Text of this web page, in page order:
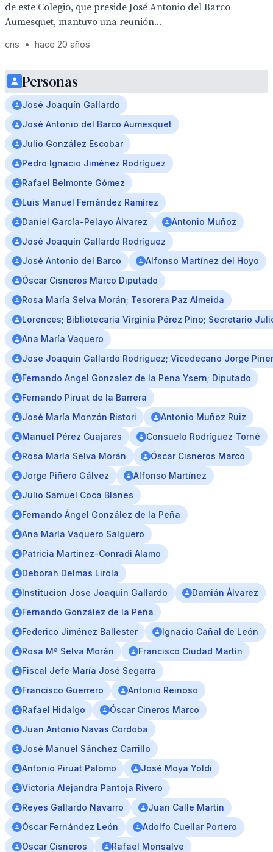
de este Colegio, que preside José Antonio del Barco
Aumesquet, mantuvo una reunión...
cris • hace 20 años
Personas
José Joaquín Gallardo
José Antonio del Barco Aumesquet
Julio González Escobar
Pedro Ignacio Jiménez Rodríguez
Rafael Belmonte Gómez
Luis Manuel Fernández Ramírez
Daniel García-Pelayo Álvarez
Antonio Muñoz
José Joaquín Gallardo Rodríguez
José Antonio del Barco
Alfonso Martínez del Hoyo
Óscar Cisneros Marco Diputado
Rosa María Selva Morán; Tesorera Paz Almeida
Lorences; Bibliotecaria Virginia Pérez Pino; Secretario
Ana María Vaquero
Jose Joaquin Gallardo Rodriguez; Vicedecano Jorge
Fernando Angel Gonzalez de la Pena Ysern; Diputado
Fernando Piruat de la Barrera
José María Monzón Ristori
Antonio Muñoz Ruiz
Manuel Pérez Cuajares
Consuelo Rodríguez Torné
Rosa María Selva Morán
Óscar Cisneros Marco
Jorge Piñero Gálvez
Alfonso Martínez
Julio Samuel Coca Blanes
Fernando Ángel González de la Peña
Ana María Vaquero Salguero
Patricia Martinez-Conradi Alamo
Deborah Delmas Lirola
Institucion Jose Joaquin Gallardo
Damián Álvarez
Fernando González de la Peña
Federico Jiménez Ballester
Ignacio Cañal de León
Rosa Mª Selva Morán
Francisco Ciudad Martín
Fiscal Jefe María José Segarra
Francisco Guerrero
Antonio Reinoso
Rafael Hidalgo
Óscar Cineros Marco
Juan Antonio Navas Cordoba
José Manuel Sánchez Carrillo
Antonio Piruat Palomo
José Moya Yoldi
Victoria Alejandra Pantoja Rivero
Reyes Gallardo Navarro
Juan Calle Martín
Óscar Fernández León
Adolfo Cuellar Portero
Oscar Cisneros
Rafael Monsalve